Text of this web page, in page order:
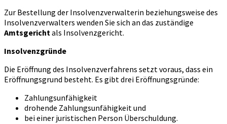
Zur Bestellung der Insolvenzverwalterin beziehungsweise des
Insolvenzverwalters wenden Sie sich an das zuständige
Amtsgerichtals Insolvenzgericht.
Insolvenzgründe
Die Eröffnung des Insolvenzverfahrens setzt voraus, dass ein
Eröffnungsgrund besteht. Es gibt drei Eröffnungsgründe:
Zahlungsunfähigkeit
drohende Zahlungsunfähigkeit und
bei einer juristischen Person Überschuldung.